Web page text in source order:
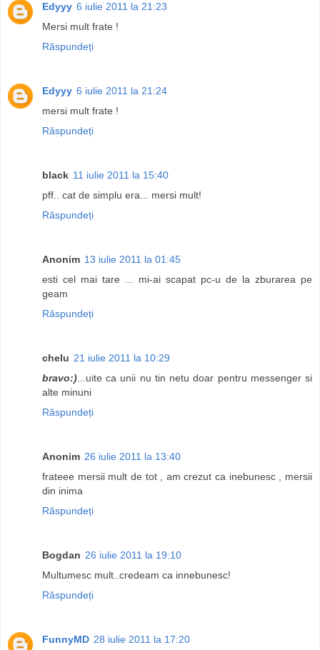
Edyyy 6 iulie 2011 la 21:23
Mersi mult frate !
Răspundeți
Edyyy 6 iulie 2011 la 21:24
mersi mult frate !
Răspundeți
black 11 iulie 2011 la 15:40
pff.. cat de simplu era... mersi mult!
Răspundeți
Anonim 13 iulie 2011 la 01:45
esti cel mai tare ... mi-ai scapat pc-u de la zburarea pe
geam
Răspundeți
chelu 21 iulie 2011 la 10:29
bravo:)...uite ca unii nu tin netu doar pentru messenger si
alte minuni
Răspundeți
Anonim 26 iulie 2011 la 13:40
frateee mersii mult de tot , am crezut ca inebunesc , mersii
din inima
Răspundeți
Bogdan 26 iulie 2011 la 19:10
Multumesc mult..credeam ca innebunesc!
Răspundeți
FunnyMD 28 iulie 2011 la 17:20